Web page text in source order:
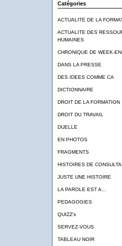
Catégories
ACTUALITE DE LA
ACTUALITE DES
HUMAINES
CHRONIQUE DE WEEK-
DANS LA PRESSE
DES IDEES COMME CA
DICTIONNAIRE
DROIT DE LA FORMATION
DROIT DU TRAVAIL
DUELLE
EN PHOTOS
FRAGMENTS
HISTOIRES DE
JUSTE UNE HISTOIRE
LA PAROLE EST A...
PEDAGOGIES
QUIZZ's
SERVEZ-VOUS
TABLEAU NOIR